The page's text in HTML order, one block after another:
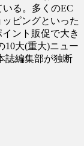
る。多くのEC
ピングといった
ント販促で大き
10大(重大)ニュー
誌編集部が独断